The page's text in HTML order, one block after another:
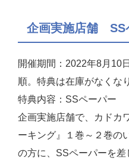
企画実施店舗 SS
開催期間：2022年8月
順。特典は在庫がなくな
特典内容：SSペーパー
企画実施店舗で、カドカ
ーキング』１巻～２巻の
の方に、SSペーパーを差